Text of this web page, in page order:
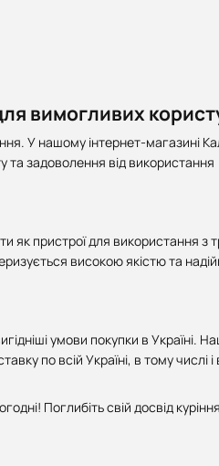
вимогливих
У нашому інтернет-магазині
та задоволення від використання
як пристрої для використання з
високою якістю та
умови покупки в Україні.
по всій Україні, в тому числі і
Поглибіть свій досвід